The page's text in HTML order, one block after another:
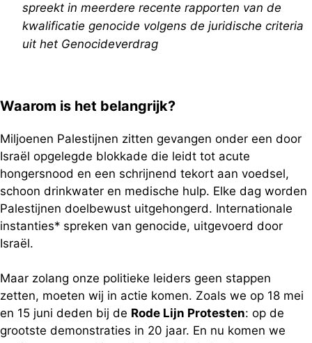
spreekt in meerdere recente rapporten van de
kwalificatie genocide volgens de juridische criteria
uit het Genocideverdrag
Waarom is het belangrijk?
Miljoenen Palestijnen zitten gevangen onder een door
Israël opgelegde blokkade die leidt tot acute
hongersnood en een schrijnend tekort aan voedsel,
schoon drinkwater en medische hulp. Elke dag worden
Palestijnen doelbewust uitgehongerd. Internationale
instanties* spreken van genocide, uitgevoerd door
Israël.
Maar zolang onze politieke leiders geen stappen
zetten, moeten wij in actie komen. Zoals we op 18 mei
en 15 juni deden bij de Rode Lijn Protesten: op de
grootste demonstraties in 20 jaar. En nu komen we